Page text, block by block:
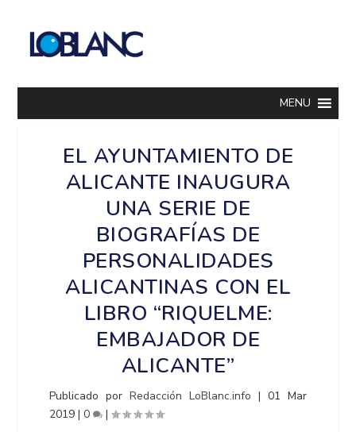
MENU
EL AYUNTAMIENTO DE
ALICANTE INAUGURA
UNA SERIE DE
BIOGRAFÍAS DE
PERSONALIDADES
ALICANTINAS CON EL
LIBRO “RIQUELME:
EMBAJADOR DE
ALICANTE”
Publicado porRedacción LoBlanc.info | 01 Mar
2019 |0 |